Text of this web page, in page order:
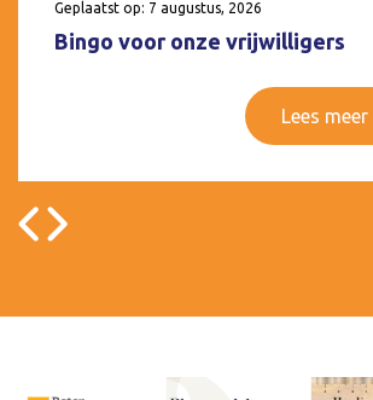
Geplaatst op: 7 augustus, 2026
Bingo voor onze vrijwilligers
Lees meer